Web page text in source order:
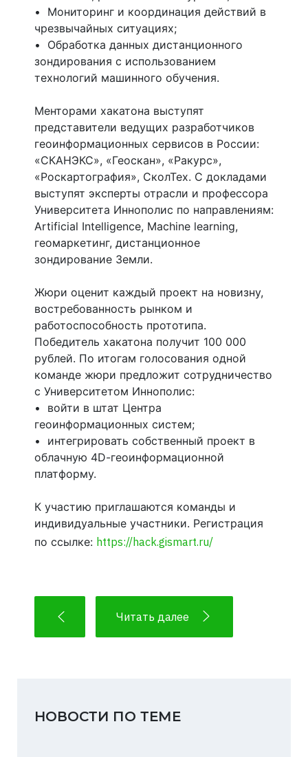
• Мониторинг и координация действий в
чрезвычайных ситуациях;
• Обработка данных дистанционного
зондирования с использованием
технологий машинного обучения.
Менторами хакатона выступят
представители ведущих разработчиков
геоинформационных сервисов в России:
«СКАНЭКС», «Геоскан», «Ракурс»,
«Роскартография», СколТех. С докладами
выступят эксперты отрасли и профессора
Университета Иннополис по направлениям:
Artificial Intelligence, Machine learning,
геомаркетинг, дистанционное
зондирование Земли.
Жюри оценит каждый проект на новизну,
востребованность рынком и
работоспособность прототипа.
Победитель хакатона получит 100 000
рублей. По итогам голосования одной
команде жюри предложит сотрудничество
с Университетом Иннополис:
• войти в штат Центра
геоинформационных систем;
• интегрировать собственный проект в
облачную 4D-геоинформационной
платформу.
К участию приглашаются команды и
индивидуальные участники. Регистрация
по ссылке: https://hack.gismart.ru/
Читать далее
НОВОСТИ ПО ТЕМЕ